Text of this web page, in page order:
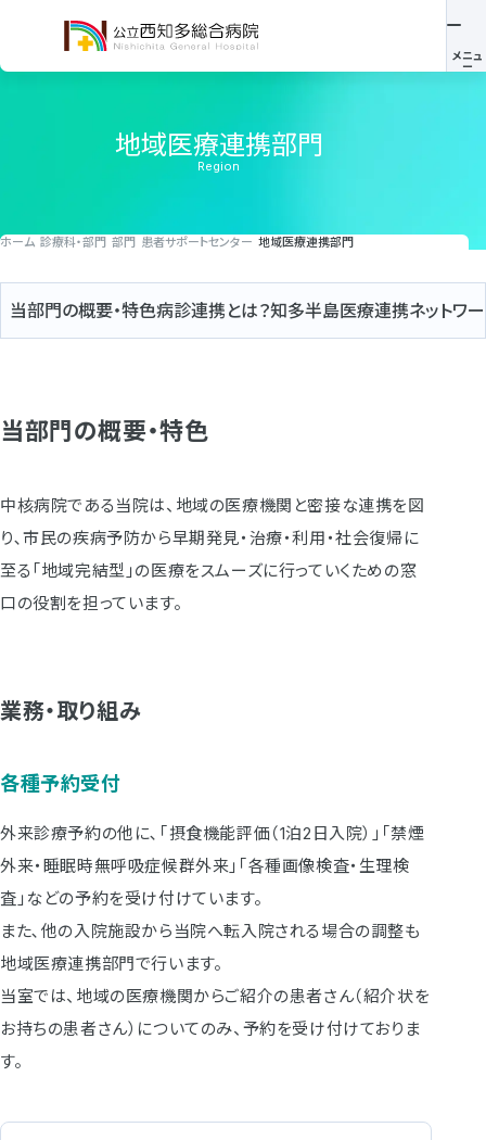
地域医療連携部門
Region
ホーム 診療科・部門 部門 患者サポートセンター 地域医療連携部門
当部門の概要・特色病診連携とは？知多半島医療連携ネットワ
当部門の概要・特色
中核病院である当院は、地域の医療機関と密接な連携を図
り､市民の疾病予防から早期発見・治療・利用・社会復帰に
至る「地域完結型」の医療をスムーズに行っていくための窓
口の役割を担っています。
業務・取り組み
各種予約受付
外来診療予約の他に､｢摂食機能評価（1泊2日入院）｣｢禁煙
外来・睡眠時無呼吸症候群外来｣｢各種画像検査・生理検
査｣などの予約を受け付けています。
また､他の入院施設から当院へ転入院される場合の調整も
地域医療連携部門で行います。
当室では、地域の医療機関からご紹介の患者さん（紹介状を
お持ちの患者さん）についてのみ、予約を受け付けておりま
す。